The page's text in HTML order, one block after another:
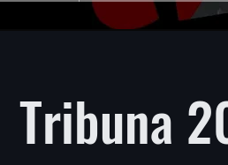
Tribuna